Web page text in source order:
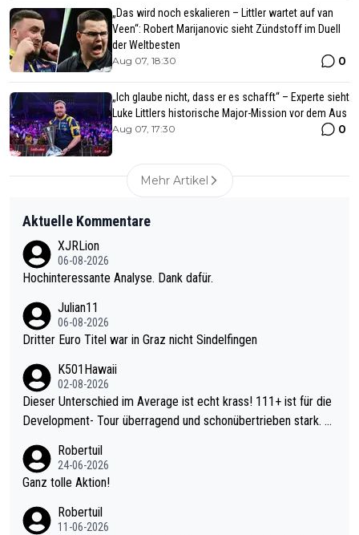
„Das wird noch eskalieren – Littler wartet auf van
Veen“: Robert Marijanovic sieht Zündstoff im Duell
der Weltbesten
Aug 07, 18:30 0
„Ich glaube nicht, dass er es schafft“ – Experte sieht
Luke Littlers historische Major-Mission vor dem Aus
Aug 07, 17:30 0
Mehr Artikel
Aktuelle Kommentare
XJRLion
06-08-2026
Hochinteressante Analyse. Dank dafür.
Julian11
06-08-2026
Dritter Euro Titel war in Graz nicht Sindelfingen
K501Hawaii
02-08-2026
Dieser Unterschied im Average ist echt krass! 111+ ist für die
Development- Tour überragend und schonübertrieben stark. U
mal 40+ erst recht. Da gewinnst keinen Blumentopf - ist ja noc
h krasser wie ein Pokalspiel eines Kreisligisten vs einem Bund
Robertuil
24-06-2026
Ganz tolle Aktion!
Robertuil
11-06-2026